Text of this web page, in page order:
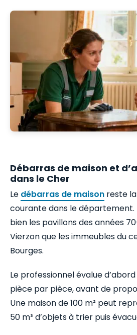
Débarras de maison et
dans le Cher
Le débarras de maison reste
courante dans le département.
bien les pavillons des années
Vierzon que les immeubles du
Bourges.
Le professionnel évalue
pièce par pièce, avant de
Une maison de 100 m² peut
50 m³ d’objets à trier puis